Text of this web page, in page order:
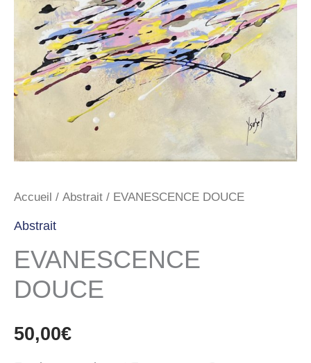
Accueil / Abstrait / EVANESCENCE DOUCE
Abstrait
EVANESCENCE
DOUCE
50,00€